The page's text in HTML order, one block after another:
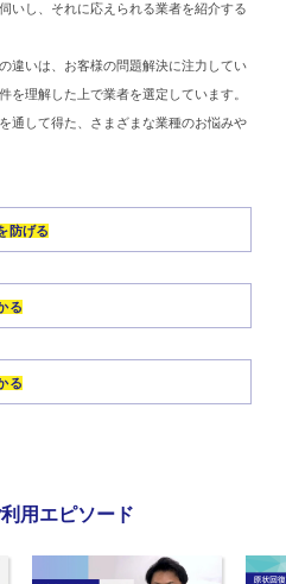
いし、それに応えられる業者を紹介する
違いは、お客様の問題解決に注力してい
を理解した上で業者を選定しています。
通して得た、さまざまな業種のお悩みや
防げる
る
る
用エピソード